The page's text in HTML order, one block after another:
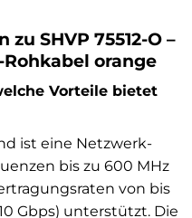
SHVP 75512-O –
orange
Vorteile bietet
ist eine Netzwerk-
bis zu 600 MHz
von bis
Gbps) unterstützt. Die